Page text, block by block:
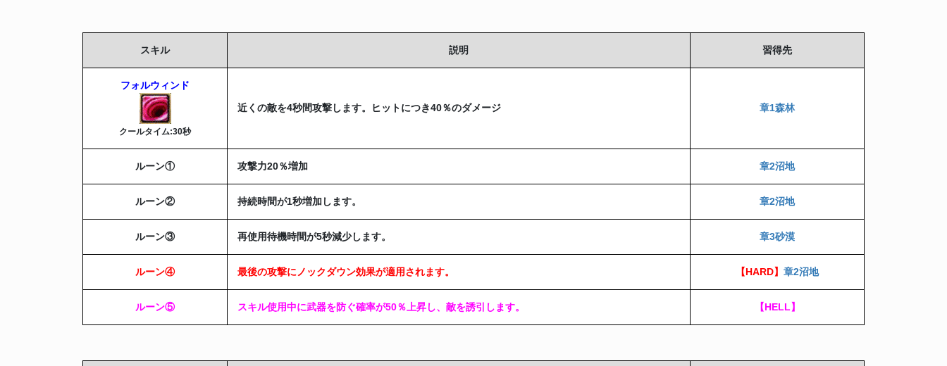
スキル 説明 習得先
フォルウィンド
クールタイム:30秒
近くの敵を4秒間攻撃します。ヒットにつき40％のダメージ 章1森林
ルーン① 攻撃力20％増加 章2沼地
ルーン② 持続時間が1秒増加します。 章2沼地
ルーン③ 再使用待機時間が5秒減少します。 章3砂漠
ルーン④ 最後の攻撃にノックダウン効果が適用されます。 【HARD】 章2沼地
ルーン⑤ スキル使用中に武器を防ぐ確率が50％上昇し、敵を誘引します。 【HELL】